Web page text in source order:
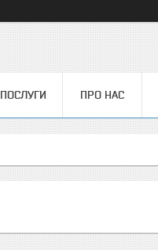
ПОСЛУГИ ПРО НАС